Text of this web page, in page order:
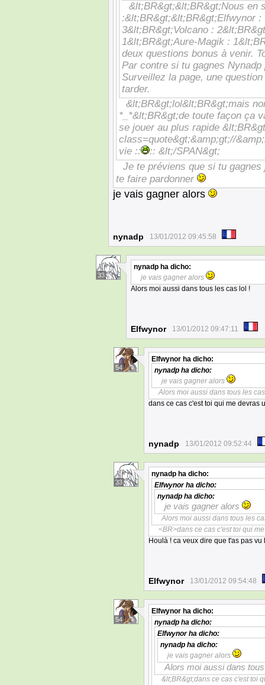
&lt;BR&gt;&lt;BR&gt;Nous en
:&lt;BR&gt;&lt;BR&gt;Elfwynor
3&lt;BR&gt;Volcano :
1&lt;BR&gt;Aure-Magik :
deux questions bonus à venir.
Par contre si tu gagnes
Surveillez la page, une
tarder.
&lt;BR&gt;lol&lt;BR&gt;mais
*_*&lt;BR&gt;de toute façon ça
se jouer au plus rapide
class=quote&gt;&amp;gt;//
vie ::
:: &lt;/SPAN&gt;
Je te préviens que si tu
te faire pardonner
je vais gagner alors
nynadp 13/01/2012 09:45:58
33
nynadp ha dicho:
je vais gagner alors
Alors moi aussi dans tous les cas lol !
Elfwynor 13/01/2012 09:47:11
54
Elfwynor ha dicho:
nynadp ha dicho:
je vais gagner alors
Alors moi aussi dans tous les
dans ce cas c'est toi qui me devras
nynadp 13/01/2012 09:52:44
33
nynadp ha dicho:
Elfwynorha dicho:
nynadp ha dicho:
je vais gagner alors
Alors moi aussi dans tous les
<BR>dans ce cas c'est toi qui
Houlà ! ca veux dire que t'as pas
Elfwynor 13/01/2012 09:54:48
54
Elfwynor ha dicho:
nynadp ha dicho:
Elfwynorha dicho:
nynadp ha dicho:
je vais gagner alors
Alors moi aussi dans
&lt;BR&gt;dans ce cas c'est toi